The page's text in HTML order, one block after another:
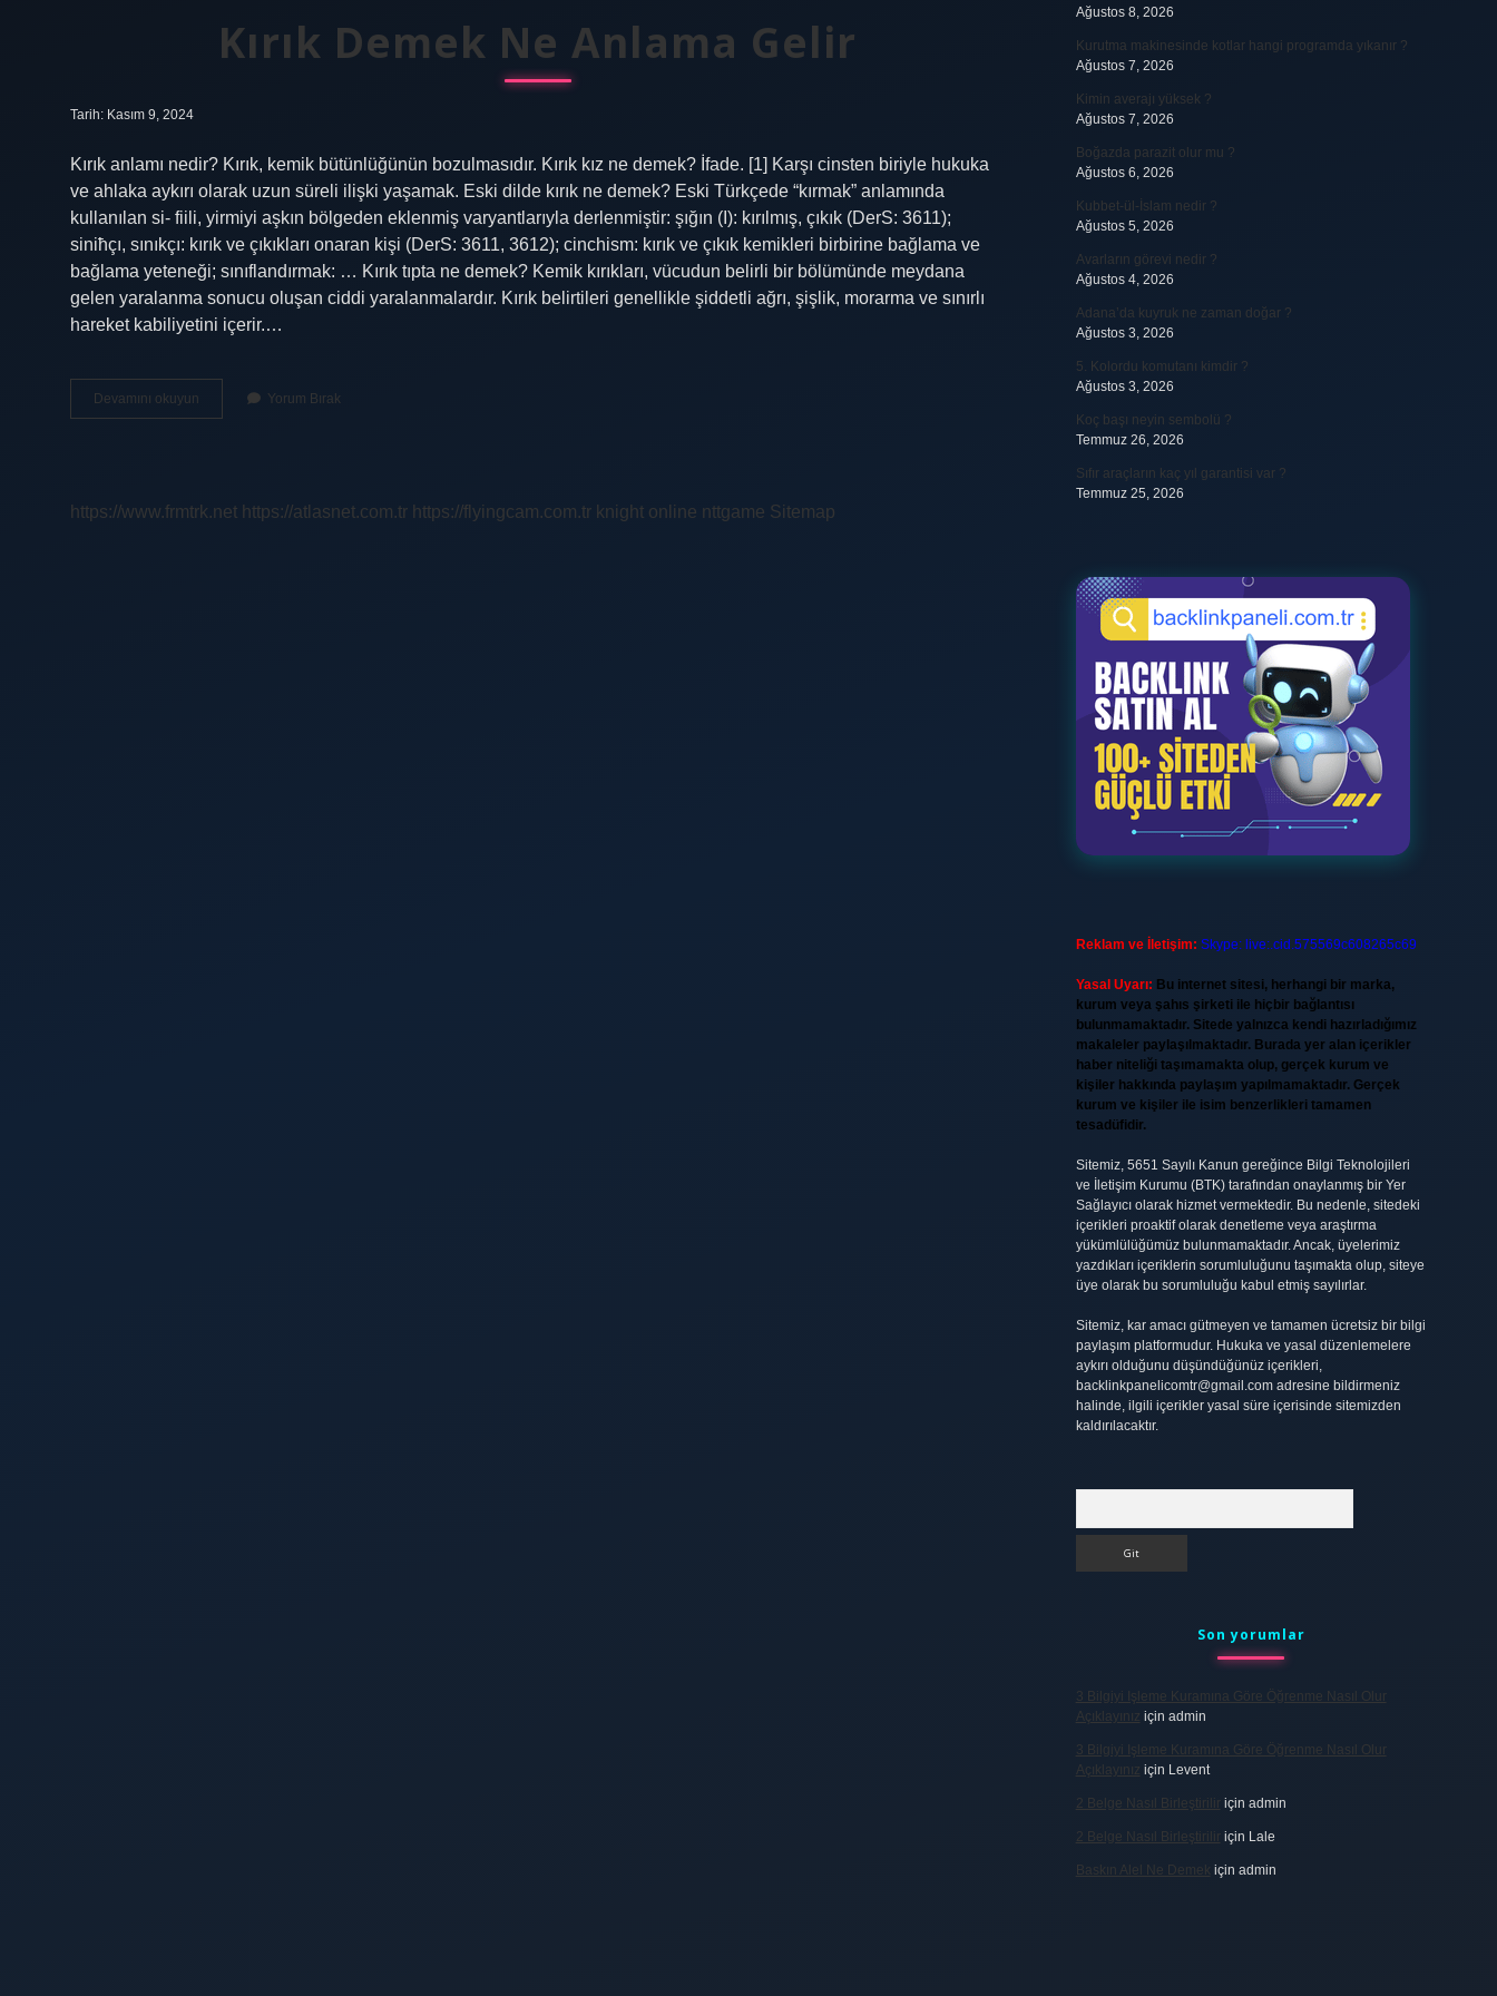
Kırık Demek Ne Anlama Gelir
Tarih: Kasım 9, 2024
Kırık anlamı nedir? Kırık, kemik bütünlüğünün bozulmasıdır. Kırık kız ne demek? İfade. [1] Karşı cinsten biriyle hukuka
ve ahlaka aykırı olarak uzun süreli ilişki yaşamak. Eski dilde kırık ne demek? Eski Türkçede “kırmak” anlamında
kullanılan si- fiili, yirmiyi aşkın bölgeden eklenmiş varyantlarıyla derlenmiştir: şığın (I): kırılmış, çıkık (DerS: 3611);
siniħçı, sınıkçı: kırık ve çıkıkları onaran kişi (DerS: 3611, 3612); cinchism: kırık ve çıkık kemikleri birbirine bağlama ve
bağlama yeteneği; sınıflandırmak: … Kırık tıpta ne demek? Kemik kırıkları, vücudun belirli bir bölümünde meydana
gelen yaralanma sonucu oluşan ciddi yaralanmalardır. Kırık belirtileri genellikle şiddetli ağrı, şişlik, morarma ve sınırlı
hareket kabiliyetini içerir.…
Devamını okuyun
Demek
Yorum Bırak
https://www.frmtrk.net https://atlasnet.com.tr https://flyingcam.com.tr knight online nttgame Sitemap
Ağustos 8, 2026
Kurutma makinesinde kotlar hangi programda yıkanır ?
Ağustos 7, 2026
Kimin averajı yüksek ?
Ağustos 7, 2026
Boğazda parazit olur mu ?
Ağustos 6, 2026
Kubbet-ül-İslam nedir ?
Ağustos 5, 2026
Avarların görevi nedir ?
Ağustos 4, 2026
Adana’da kuyruk ne zaman doğar ?
Ağustos 3, 2026
5. Kolordu komutanı kimdir ?
Ağustos 3, 2026
Koç başı neyin sembolü ?
Temmuz 26, 2026
Sıfır araçların kaç yıl garantisi var ?
Temmuz 25, 2026
Reklam ve İletişim: Skype: live:.cid.575569c608265c69
Yasal Uyarı: Bu internet sitesi, herhangi bir marka,
kurum veya şahıs şirketi ile hiçbir bağlantısı
bulunmamaktadır. Sitede yalnızca kendi hazırladığımız
makaleler paylaşılmaktadır. Burada yer alan içerikler
haber niteliği taşımamakta olup, gerçek kurum ve
kişiler hakkında paylaşım yapılmamaktadır. Gerçek
kurum ve kişiler ile isim benzerlikleri tamamen
tesadüfidir.
Sitemiz, 5651 Sayılı Kanun gereğince Bilgi Teknolojileri
ve İletişim Kurumu (BTK) tarafından onaylanmış bir Yer
Sağlayıcı olarak hizmet vermektedir. Bu nedenle, sitedeki
içerikleri proaktif olarak denetleme veya araştırma
yükümlülüğümüz bulunmamaktadır. Ancak, üyelerimiz
yazdıkları içeriklerin sorumluluğunu taşımakta olup, siteye
üye olarak bu sorumluluğu kabul etmiş sayılırlar.
Sitemiz, kar amacı gütmeyen ve tamamen ücretsiz bir bilgi
paylaşım platformudur. Hukuka ve yasal düzenlemelere
aykırı olduğunu düşündüğünüz içerikleri,
backlinkpanelicomtr@gmail.comadresine bildirmeniz
halinde, ilgili içerikler yasal süre içerisinde sitemizden
kaldırılacaktır.
Son yorumlar
3 Bilgiyi Işleme Kuramına Göre Öğrenme Nasıl Olur
Açıklayınız için admin
3 Bilgiyi Işleme Kuramına Göre Öğrenme Nasıl Olur
Açıklayınız için Levent
2 Belge Nasıl Birleştirilir için admin
2 Belge Nasıl Birleştirilir için Lale
Baskın Alel Ne Demek için admin